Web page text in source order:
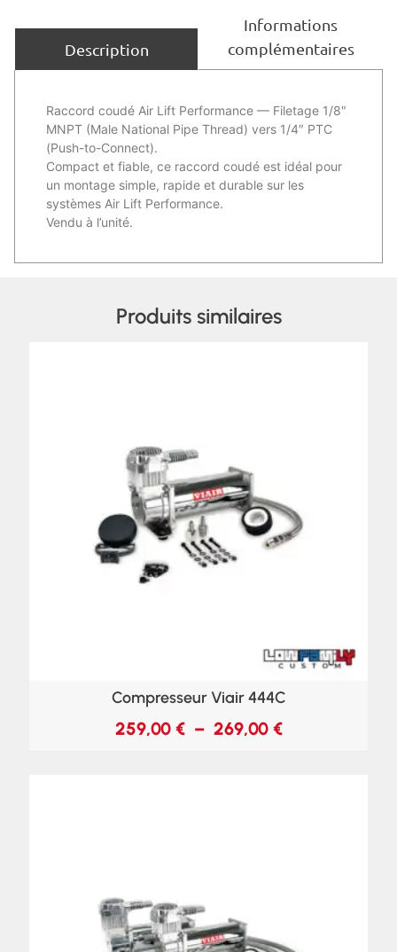
Description
Informations
complémentaires
Raccord coudé Air Lift Performance — Filetage 1/8″
MNPT (Male National Pipe Thread) vers 1/4″ PTC
(Push-to-Connect).
Compact et fiable, ce raccord coudé est idéal pour
un montage simple, rapide et durable sur les
systèmes Air Lift Performance.
Vendu à l’unité.
Produits similaires
Compresseur Viair 444C
259,00 € – 269,00 €